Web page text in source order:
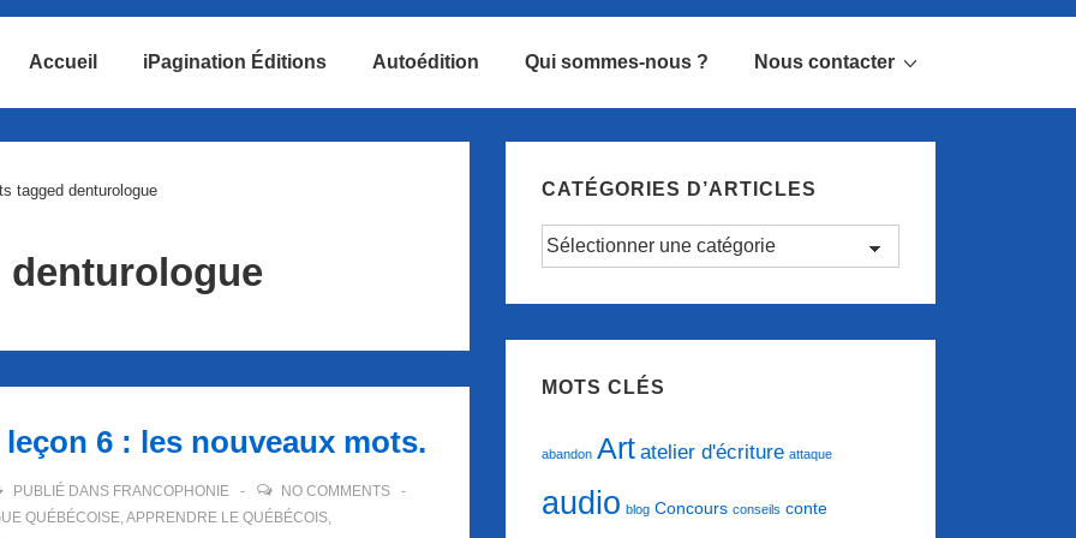
Accueil iPagination Éditions Autoédition Qui sommes-nous ? Nous contacter
tagged denturologue
denturologue
6 : les nouveaux mots.
PUBLIÉ DANS FRANCOPHONIE
NO COMMENTS
QUÉBÉCOISE,APPRENDRE LE QUÉBÉCOIS,
CATÉGORIES D’ARTICLES
Catégories
MOTS CLÉS
abandon Art atelier d'écriture attaque
audio blog Concours conseils conte